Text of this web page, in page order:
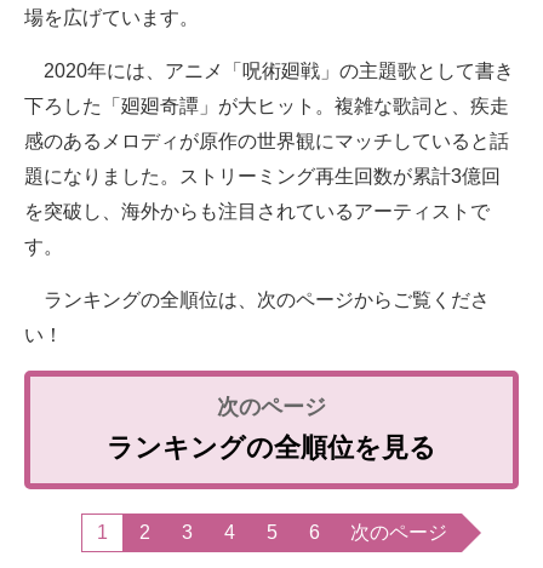
場を広げています。
2020年には、アニメ「呪術廻戦」の主題歌として書き
下ろした「廻廻奇譚」が大ヒット。複雑な歌詞と、疾走
感のあるメロディが原作の世界観にマッチしていると話
題になりました。ストリーミング再生回数が累計3億回
を突破し、海外からも注目されているアーティストで
す。
ランキングの全順位は、次のページからご覧くださ
い！
ランキングの全順位を見る
1 2 3 4 5 6 次のページ